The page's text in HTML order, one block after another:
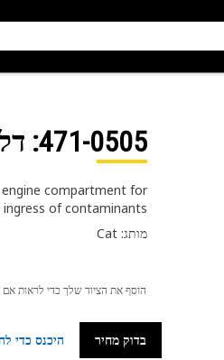
471-0505
:
compartment for
of contaminants
מותג: Cat
הוסף את הציוד שלך כדי לראות אם
בדוק מחיר היכנס כדי